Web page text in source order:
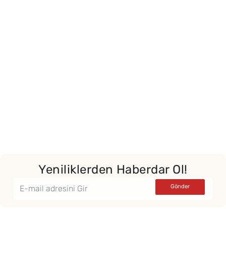
Yeniliklerden Haberdar Ol!